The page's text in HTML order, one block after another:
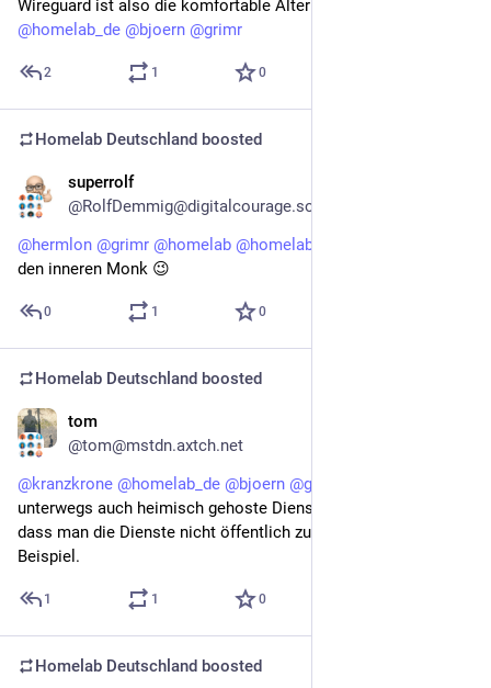
Wireguard ist also die komfortable Alternative zu SSH? 🤔😁😉
@homelab_de @bjoern @grimr
2 1 0
Homelab Deutschland boosted
superrolf
@RolfDemmig@digitalcourage.social
@hermlon @grimr @homelab @homelab_de
den inneren Monk 😉
0 1 0
Homelab Deutschland boosted
tom
@tom@mstdn.axtch.net
@kranzkrone @homelab_de @bjoern @grimr
unterwegs auch heimisch gehoste Dienste zuzugreifen, so
dass man die Dienste nicht öffentlich zugänglich hat - als ein
Beispiel.
1 1 0
Homelab Deutschland boosted